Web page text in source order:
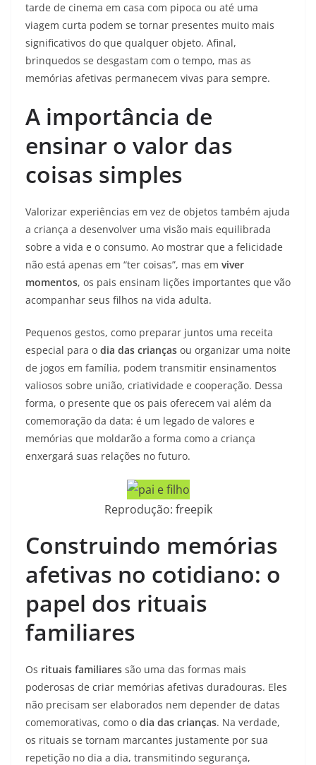
tarde de cinema em casa com pipoca ou até uma
viagem curta podem se tornar presentes muito mais
significativos do que qualquer objeto. Afinal,
brinquedos se desgastam com o tempo, mas as
memórias afetivas permanecem vivas para sempre.
A importância de
ensinar o valor das
coisas simples
Valorizar experiências em vez de objetos também ajuda
a criança a desenvolver uma visão mais equilibrada
sobre a vida e o consumo. Ao mostrar que a felicidade
não está apenas em “ter coisas”, mas em viver
momentos, os pais ensinam lições importantes que vão
acompanhar seus filhos na vida adulta.
Pequenos gestos, como preparar juntos uma receita
especial para o dia das crianças ou organizar uma noite
de jogos em família, podem transmitir ensinamentos
valiosos sobre união, criatividade e cooperação. Dessa
forma, o presente que os pais oferecem vai além da
comemoração da data: é um legado de valores e
memórias que moldarão a forma como a criança
enxergará suas relações no futuro.
Reprodução: freepik
Construindo memórias
afetivas no cotidiano: o
papel dos rituais
familiares
Os rituais familiares são uma das formas mais
poderosas de criar memórias afetivas duradouras. Eles
não precisam ser elaborados nem depender de datas
comemorativas, como o dia das crianças. Na verdade,
os rituais se tornam marcantes justamente por sua
repetição no dia a dia, transmitindo segurança,